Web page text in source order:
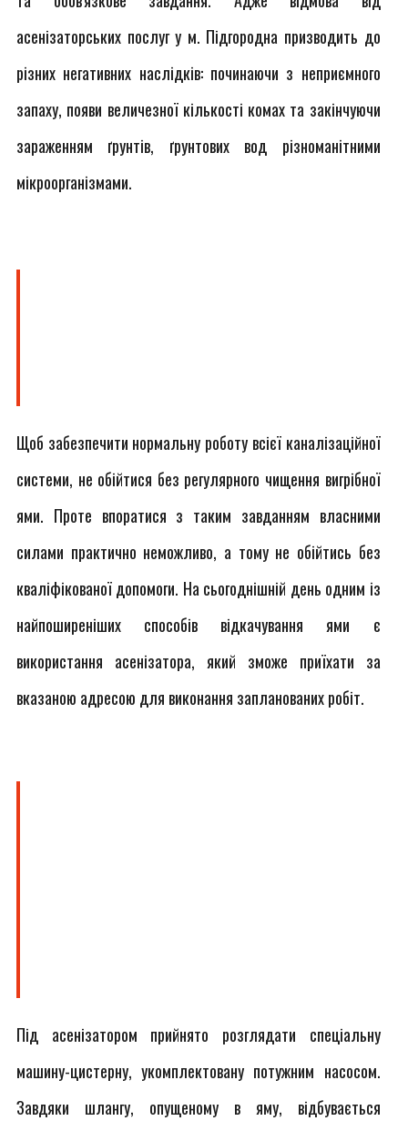
асенізаторських послуг у м. Підгородна призводить до
різних негативних наслідків: починаючи з неприємного
запаху, появи величезної кількості комах та закінчуючи
зараженням ґрунтів, ґрунтових вод різноманітними
мікроорганізмами.
Щоб забезпечити нормальну роботу всієї каналізаційної
системи, не обійтися без регулярного чищення вигрібної
ями. Проте впоратися з таким завданням власними
силами практично неможливо, а тому не обійтись без
кваліфікованої допомоги. На сьогоднішній день одним із
найпоширеніших способів відкачування ями є
використання асенізатора, який зможе приїхати за
вказаною адресою для виконання запланованих робіт.
Під асенізатором прийнято розглядати спеціальну
машину-цистерну, укомплектовану потужним насосом.
Завдяки шлангу, опущеному в яму, відбувається